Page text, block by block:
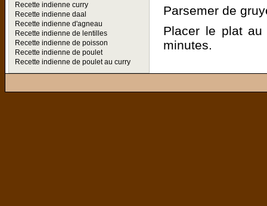
Recette indienne curry
Recette indienne daal
Recette indienne d'agneau
Recette indienne de lentilles
Recette indienne de poisson
Recette indienne de poulet
Recette indienne de poulet au curry
Parsemer de
Placer le plat au
minutes.